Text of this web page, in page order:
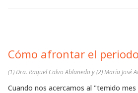
Cómo afrontar el
(1) Dra. Raquel Calvo Ablanedo y (2) María José
Cuando nos acercamos al "temido